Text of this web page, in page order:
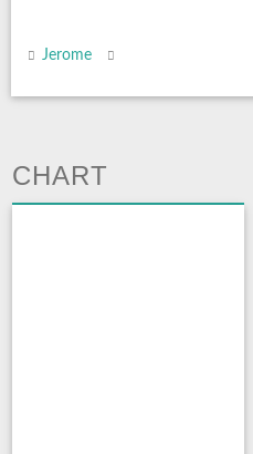
Jerome
CHART